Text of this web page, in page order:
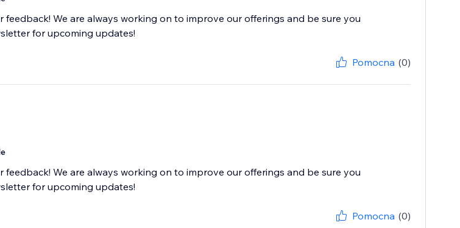
feedback! We are always working on to improve our offerings and be sure you
for upcoming updates!
Pomocna (0)
feedback! We are always working on to improve our offerings and be sure you
for upcoming updates!
Pomocna (0)